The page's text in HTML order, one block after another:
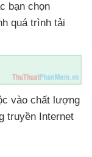
bạn chọn
quá trình tải
vào chất lượng
truyền Internet